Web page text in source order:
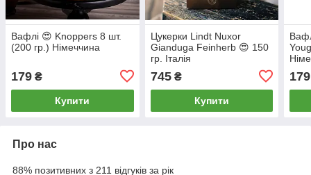
Вафлі 😍 Knoppers 8 шт.
(200 гр.) Німеччина
179 ₴
Купити
Цукерки Lindt Nuxor
Gianduga Feinherb 😍 150
гр. Італія
745₴
Купити
179
Про нас
88% позитивних з 211 відгуків за рік